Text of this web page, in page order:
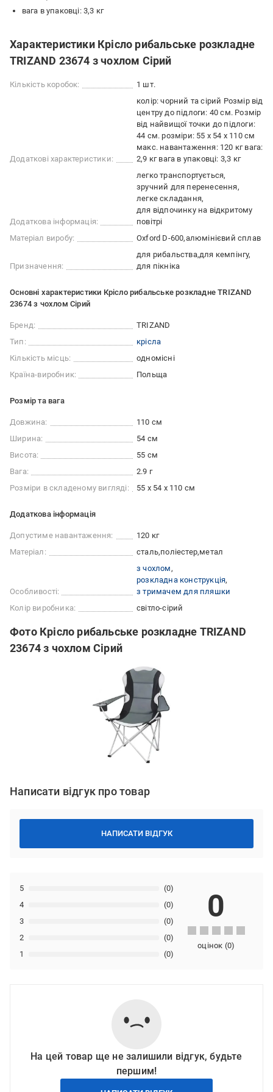
вага в упаковці: 3,3 кг
Характеристики Крісло рибальське розкладне
TRIZAND 23674 з чохлом Сірий
Кількість коробок: 1 шт.
Додаткові характеристики:
колір: чорний та сірий Розмір від
центру до підлоги: 40 см. Розмір
від найвищої точки до підлоги:
44 см. розміри: 55 х 54 х 110 см
макс. навантаження: 120 кг вага:
2,9 кг вага в упаковці: 3,3 кг
Додаткова інформація:
легко транспортується
зручний для перенесення
легке складання
для відпочинку на відкритому
повітрі
Матеріал виробу:
Oxford D-600 алюмінієвий сплав
Призначення:
для рибальства для кемпінгу
для пікніка
Основні характеристики Крісло рибальське розкладне TRIZAND
23674 з чохлом Сірий
Бренд:
TRIZAND
Тип:
крісла
Кількість місць:
одномісні
Країна-виробник:
Польща
Розмір та вага
Довжина:
110 см
Ширина:
54 см
Висота:
55 см
Вага:
2.9 г
Розміри в складеному вигляді:
55 х 54 х 110 см
Додаткова інформація
Допустиме навантаження:
120 кг
Матеріал:
сталь поліестер метал
Особливості:
з чохлом
розкладна конструкція
з тримачем для пляшки
Колір виробника:
світло-сірий
Фото Крісло рибальське розкладне TRIZAND
23674 з чохлом Сірий
Написати відгук про товар
НАПИСАТИ ВІДГУК
1 (0)
2 (0)
3 (0)
4 (0)
5 (0)
0
оцінок (0)
На цей товар ще не залишили відгук, будьте
першим!